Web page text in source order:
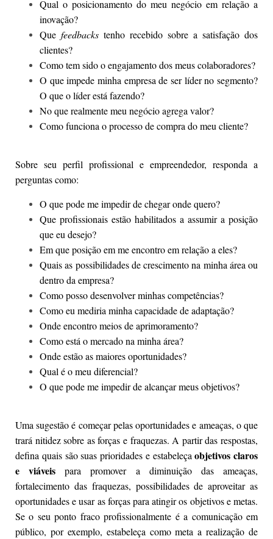
Qual o posicionamento do meu negócio em relação a
inovação?
Que feedbacks tenho recebido sobre a satisfação dos
clientes?
Como tem sido o engajamento dos meus colaboradores?
O que impede minha empresa de ser líder no segmento?
O que o líder está fazendo?
No que realmente meu negócio agrega valor?
Como funciona o processo de compra do meu cliente?
Sobre seu perfil profissional e empreendedor, responda a
perguntas como:
O que pode me impedir de chegar onde quero?
Que profissionais estão habilitados a assumir a posição
que eu desejo?
Em que posição em me encontro em relação a eles?
Quais as possibilidades de crescimento na minha área ou
dentro da empresa?
Como posso desenvolver minhas competências?
Como eu mediria minha capacidade de adaptação?
Onde encontro meios de aprimoramento?
Como está o mercado na minha área?
Onde estão as maiores oportunidades?
Qual é o meu diferencial?
O que pode me impedir de alcançar meus objetivos?
Uma sugestão é começar pelas oportunidades e ameaças, o que
trará nitidez sobre as forças e fraquezas. A partir das respostas,
defina quais são suas prioridades e estabeleçaobjetivos claros
e viáveispara promover a diminuição das ameaças,
fortalecimento das fraquezas, possibilidades de aproveitar as
oportunidades e usar as forças para atingir os objetivos e metas.
Se o seu ponto fraco profissionalmente é a comunicação em
público, por exemplo, estabeleça como meta a realização de